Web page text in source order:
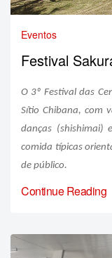
Eventos
Festival
O 3º Festival das
Sítio Chibana, com
danças (shishimai)
comida típicas
de público.
Continue Reading